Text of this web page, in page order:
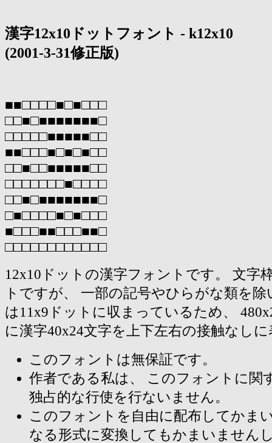
漢字12x10ドットフォント - k12x10
(2001-3-31修正版)
■■□□□□■□■□□□
□□■□■■■■■■■□
□□□□□■■■■■□□
■■□□□■□■□■□□
□□■□□■■■■■□□
□□□□□□□■□□□□
□□■□■■■■■■■□
□■□□□□■□■□□□
■□□□■■□□□■■□
□□□□□□□□□□□□
12x10ドットの漢字フォントです。 文字
トですが、 一部の記号やひらがな類を
は11x9ドットに収まっているため、
に漢字40x24文字を上下左右の接触なし
このフォントは無保証です。
作者である私は、 このフォントに関
独占的な行使を行ないません。
このフォントを自由に配布してかま
なる形式に変換してもかまいません